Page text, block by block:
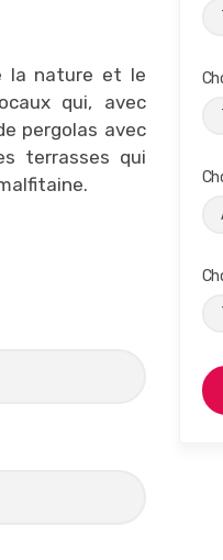
la nature et le
qui, avec
pergolas avec
terrasses qui